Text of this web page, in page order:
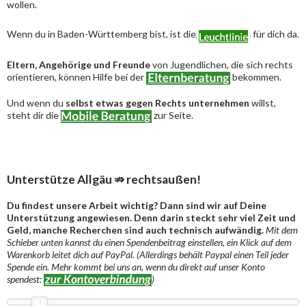
wollen.
Wenn du in Baden-Württemberg bist, ist die für dich da.
Eltern, Angehörige und Freundevon Jugendlichen, die sich rechts
orientieren, können Hilfe bei der
bekommen.
Und wenn du selbst etwas gegen Rechts unternehmen willst,
steht dir die
zur Seite.
Unterstütze Allgäu ⇏ rechtsaußen!
Du findest unsere Arbeit wichtig? Dann sind wir auf Deine
Unterstützung angewiesen. Denn darin steckt sehr viel Zeit und
Geld, manche Recherchen sind auch technisch aufwändig.Mit dem
Schieber unten kannst du einen Spendenbeitrag einstellen, ein Klick auf dem
Warenkorb leitet dich auf PayPal. (Allerdings behält Paypal einen Teil jeder
Spende ein. Mehr kommt bei uns an, wenn du direkt auf unser Konto
spendest:
)